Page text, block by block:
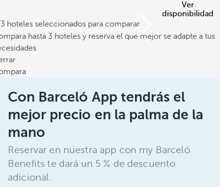
Ver
disponibilidad
hoteles seleccionados para comparar
hasta 3 hoteles y reserva el que mejor se adapte a tus
Con Barceló App tendrás el
mejor precio en la palma de la
mano
Reservar en nuestra app con my Barceló
Benefits te dará un 5 % de descuento
adicional.